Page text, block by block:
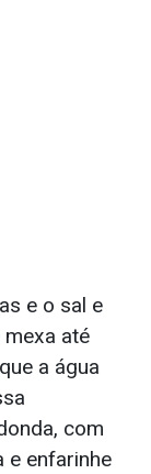
e o sal e
até
a água
com
e enfarinhe